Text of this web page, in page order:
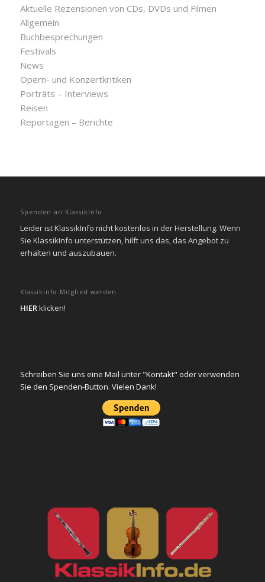
Aktuelle Rezensionen von CDs, DVDs und Filmen
Allgemein
Buchbesprechungen
Festivals
News
Opern- und Konzertkritiken
Porträts – Interviews
Reisen
Reportagen – Berichte
Spenden an KlassikInfo
Leider ist KlassikInfo nicht kostenlos in der Herstellung. Wenn
Sie KlassikInfo unterstützen, hilft uns das, das Angebot zu
erhalten und auszubauen.
Klassikinfo Mitglied werden
HIERklicken!
Schreiben Sie uns eine Mail unter "Kontakt" oder verwenden
Sie den Spenden-Button. Vielen Dank!